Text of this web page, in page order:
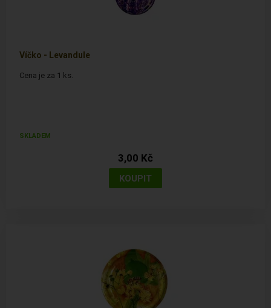
Víčko - Levandule
Cena je za 1 ks.
SKLADEM
3,00 Kč